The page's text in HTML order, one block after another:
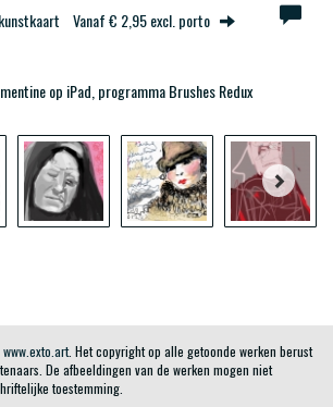
Vanaf € 2,95 excl. porto
op iPad, programma Brushes Redux
www.exto.art. Het copyright op alle getoonde werken berust
De afbeeldingen van de werken mogen niet
toestemming.